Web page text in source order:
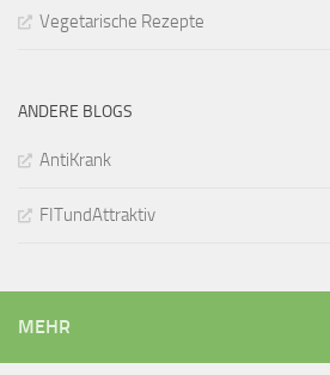
Vegetarische Rezepte
ANDERE BLOGS
AntiKrank
FITundAttraktiv
MEHR